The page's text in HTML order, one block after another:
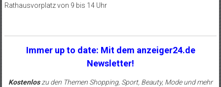
Rathausvorplatz von 9 bis 14 Uhr
Immer up to date: Mit dem anzeiger24.de
Newsletter!
Kostenloszu den Themen Shopping, Sport, Beauty, Mode und mehr